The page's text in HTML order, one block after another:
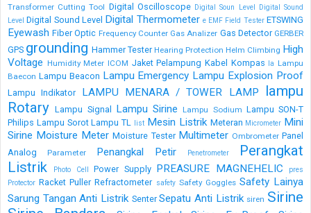
Transformer Cutting Tool Digital Oscilloscope Digital Soun Level Digital Sound
Level Digital Sound Level Digital Thermometer e EMF Field Tester ETSWING
Eyewash Fiber Optic Frequency Counter Gas Analizer Gas Detector GERBER
GPS grounding Hammer Tester Hearing Protection Helm Climbing High
Voltage Humidity Meter ICOM Jaket Pelampung Kabel Kompas la Lampu
Baecon Lampu Beacon Lampu Emergency Lampu Explosion Proof
Lampu Indikator LAMPU MENARA / TOWER LAMP
lampu
Rotary Lampu Signal Lampu Sirine Lampu Sodium Lampu SON-T
Philips Lampu Sorot Lampu TL list Mesin Listrik Meteran Micrometer Mini
Sirine Moisture Meter Moisture Tester Multimeter Ombrometer Panel
Analog
Parameter Penangkal Petir Penetrometer
Perangkat
Listrik
Photo Cell Power Supply PREASURE MAGNEHELIC
pres
Protector Racket Puller Refractometer safety Safety Goggles Safety Lainya
Sarung Tangan Anti Listrik Senter Sepatu Anti Listrik siren Sirine